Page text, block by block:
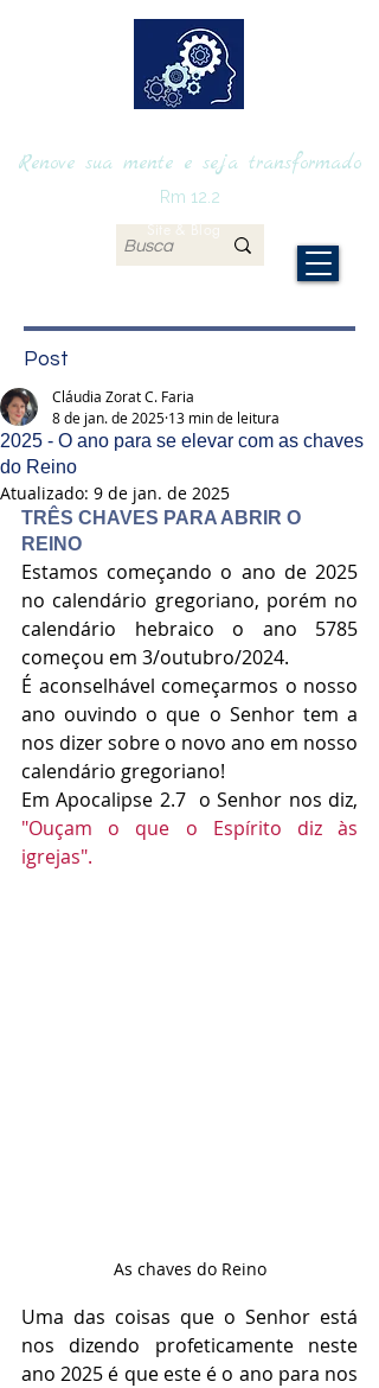
Renove sua mente e seja transformado
Site & Blog
Rm 12.2
Post
2025 - O ano para se elevar com as chaves
do Reino
Cláudia Zorat C. Faria
8 de jan. de 2025 13 min de leitura
Atualizado: 9 de jan. de 2025
TRÊS CHAVES PARA ABRIR O
REINO
Estamos começando o ano de 2025
no calendário gregoriano, porém no
calendário hebraico o ano 5785
começou em 3/outubro/2024.
É aconselhável começarmos o nosso
ano ouvindo o que o Senhor tem a
nos dizer sobre o novo ano em nosso
calendário gregoriano!
"Ouçam o que o Espírito diz às
igrejas".
As chaves do Reino
Uma das coisas que o Senhor está
nos dizendo profeticamente neste
ano 2025 é que este é o ano para nos